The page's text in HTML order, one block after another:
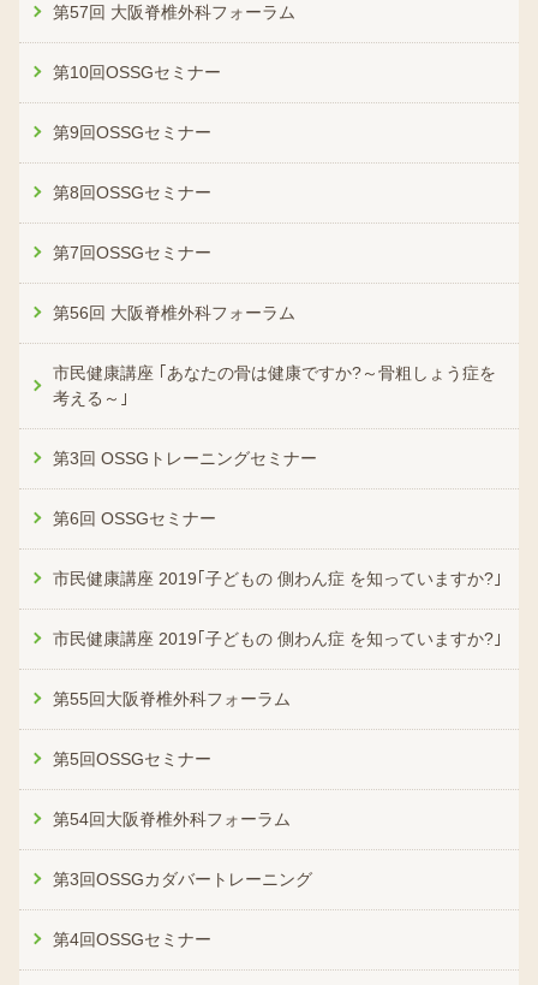
第57回 大阪脊椎外科フォーラム
第10回OSSGセミナー
第9回OSSGセミナー
第8回OSSGセミナー
第7回OSSGセミナー
第56回 大阪脊椎外科フォーラム
市民健康講座 ｢あなたの骨は健康ですか?～骨粗しょう症を
考える～｣
第3回 OSSGトレーニングセミナー
第6回 OSSGセミナー
市民健康講座 2019｢子どもの 側わん症 を知っていますか?｣
市民健康講座 2019｢子どもの 側わん症 を知っていますか?｣
第55回大阪脊椎外科フォーラム
第5回OSSGセミナー
第54回大阪脊椎外科フォーラム
第3回OSSGカダバートレーニング
第4回OSSGセミナー